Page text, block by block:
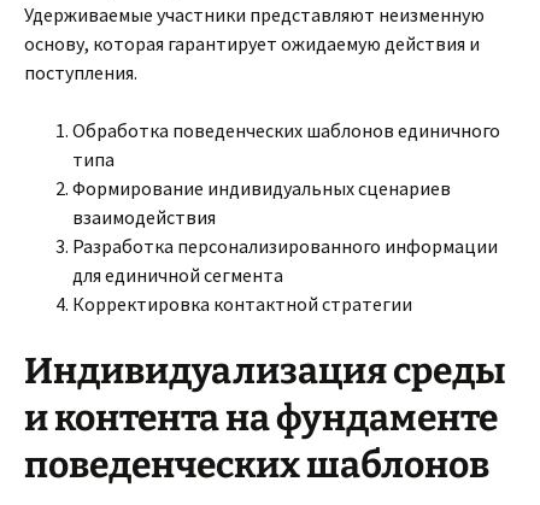
Удерживаемые участники представляют неизменную
основу, которая гарантирует ожидаемую действия и
поступления.
Обработка поведенческих шаблонов единичного
типа
Формирование индивидуальных сценариев
взаимодействия
Разработка персонализированного информации
для единичной сегмента
Корректировка контактной стратегии
Индивидуализация среды
и контента на фундаменте
поведенческих шаблонов